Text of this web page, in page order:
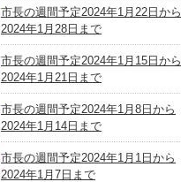
市長の週間予定2024年1月22日から
2024年1月28日まで
市長の週間予定2024年1月15日から
2024年1月21日まで
市長の週間予定2024年1月8日から
2024年1月14日まで
市長の週間予定2024年1月1日から
2024年1月7日まで